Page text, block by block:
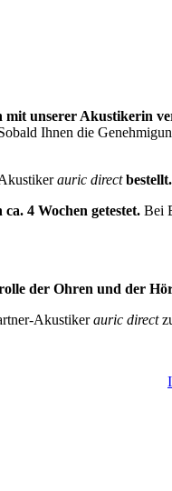
mit unserer Akustikerin
Ihnen die
auric direct bestellt.
4 Wochen getestet.Bei
der Ohren und der
Akustikerauric direct